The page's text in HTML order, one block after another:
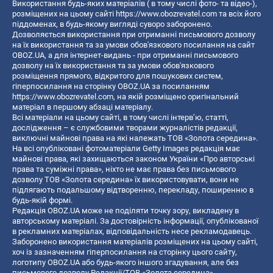
Використання будь-яких матеріалів ( в тому числі фото- та відео-),
розміщених на цьому сайті https://www.obozrevatel.com та всіх його
піддоменах, в будь-якому вигляді суворо заборонено.
Дозволяється використання при отриманні письмового дозволу
на їх використання та за умови обов'язкового посилання на сайт
OBOZ.UA, а для інтернет-видань - при отриманні письмового
дозволу на їх використання та за умови обов'язкового
розміщення прямого, відкритого для пошукових систем,
гіперпосилання на сторінку OBOZ.UA за посиланням
https://www.obozrevatel.com, на якій розміщено оригінальний
матеріал в першому абзаці матеріалу.
Всі матеріали на цьому сайті, в тому числі інтерв’ю, статті,
дослідження – є службовими творами журналістів редакції,
виключні майнові права на які належать ТОВ «Золота середина».
На всі опубліковані фотоматеріали Getty Images редакція має
майнові права, які захищаються законом України «Про авторські
права та суміжні права», ніхто не має права без письмового
дозволу ТОВ «Золота середина» їх використовувати, вони не
підлягають подальшому відтворенню, перекладу, поширенню в
будь-якій формі.
Редакція OBOZ.UA може не поділяти точку зору, викладену в
авторському матеріалі. За достовірність інформації, опублікованої
в рекламних матеріалах, відповідальність несе рекламодавець.
Заборонено використання матеріалів розміщених на цьому сайті,
хоч із зазначенням гіперпосилання на сторінку цього сайту,
логотипу OBOZ.UA або будь-якого іншого згадування, але без